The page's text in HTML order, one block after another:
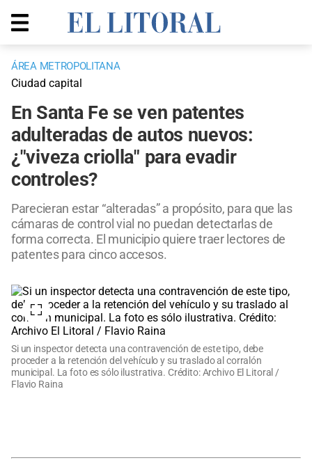
ÁREA METROPOLITANA
Ciudad capital
En Santa Fe se ven patentes
adulteradas de autos nuevos:
¿"viveza criolla" para evadir
controles?
Parecieran estar “alteradas” a propósito, para que las
cámaras de control vial no puedan detectarlas de
forma correcta. El municipio quiere traer lectores de
patentes para cinco accesos.
Si un inspector detecta una contravención de este tipo, debe
proceder a la retención del vehículo y su traslado al corralón
municipal. La foto es sólo ilustrativa. Crédito: Archivo El Litoral /
Flavio Raina